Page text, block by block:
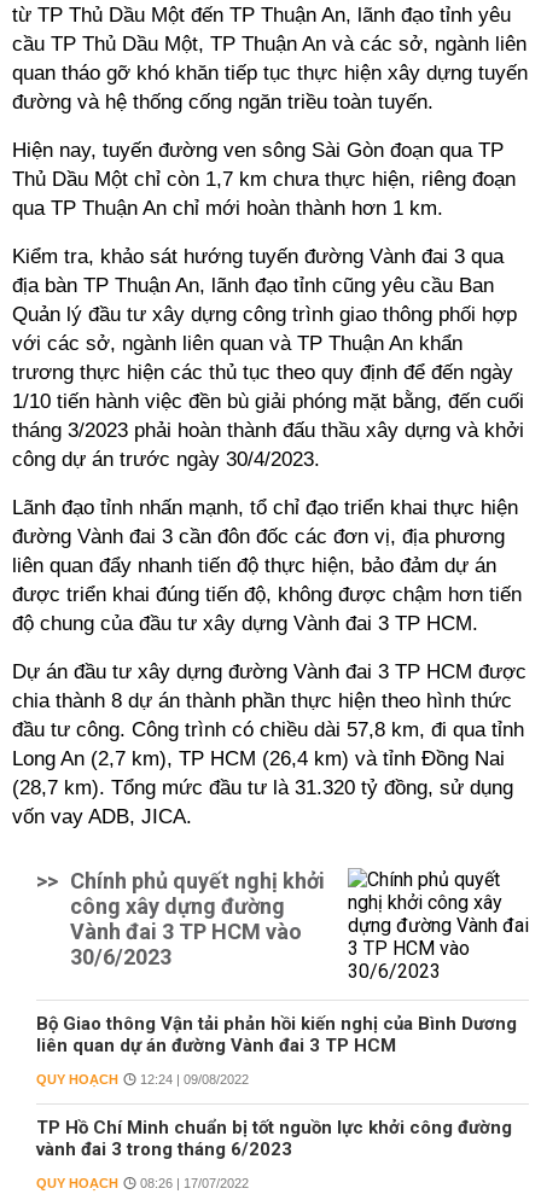
từ TP Thủ Dầu Một đến TP Thuận An, lãnh đạo tỉnh yêu
cầu TP Thủ Dầu Một, TP Thuận An và các sở, ngành liên
quan tháo gỡ khó khăn tiếp tục thực hiện xây dựng tuyến
đường và hệ thống cống ngăn triều toàn tuyến.
Hiện nay, tuyến đường ven sông Sài Gòn đoạn qua TP
Thủ Dầu Một chỉ còn 1,7 km chưa thực hiện, riêng đoạn
qua TP Thuận An chỉ mới hoàn thành hơn 1 km.
Kiểm tra, khảo sát hướng tuyến đường Vành đai 3 qua
địa bàn TP Thuận An, lãnh đạo tỉnh cũng yêu cầu Ban
Quản lý đầu tư xây dựng công trình giao thông phối hợp
với các sở, ngành liên quan và TP Thuận An khẩn
trương thực hiện các thủ tục theo quy định để đến ngày
1/10 tiến hành việc đền bù giải phóng mặt bằng, đến cuối
tháng 3/2023 phải hoàn thành đấu thầu xây dựng và khởi
công dự án trước ngày 30/4/2023.
Lãnh đạo tỉnh nhấn mạnh, tổ chỉ đạo triển khai thực hiện
đường Vành đai 3 cần đôn đốc các đơn vị, địa phương
liên quan đẩy nhanh tiến độ thực hiện, bảo đảm dự án
được triển khai đúng tiến độ, không được chậm hơn tiến
độ chung của đầu tư xây dựng Vành đai 3 TP HCM.
Dự án đầu tư xây dựng đường Vành đai 3 TP HCM được
chia thành 8 dự án thành phần thực hiện theo hình thức
đầu tư công. Công trình có chiều dài 57,8 km, đi qua tỉnh
Long An (2,7 km), TP HCM (26,4 km) và tỉnh Đồng Nai
(28,7 km). Tổng mức đầu tư là 31.320 tỷ đồng, sử dụng
vốn vay ADB, JICA.
>> Chính phủ quyết nghị khởi
công xây dựng đường
Vành đai 3 TP HCM vào
30/6/2023
Bộ Giao thông Vận tải phản hồi kiến nghị của Bình Dương
liên quan dự án đường Vành đai 3 TP HCM
QUY HOẠCH 12:24 | 09/08/2022
TP Hồ Chí Minh chuẩn bị tốt nguồn lực khởi công đường
vành đai 3 trong tháng 6/2023
QUY HOẠCH 08:26 | 17/07/2022